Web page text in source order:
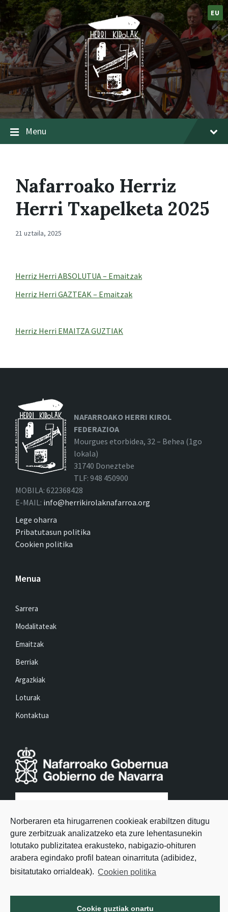
Norberaren eta hirugarrenen cookieak erabiltzen ditugu
gure zerbitzuak analizatzeko eta zure lehentasunekin
lotutako publizitatea erakusteko, nabigazio-ohituren
arabera egindako profil batean oinarrituta (adibidez,
bisitatutako orrialdeak). Cookien politika
Cookie guztiak onartu
EU
Menu
Nafarroako Herriz
Herri Txapelketa 2025
21 uztaila, 2025
Herriz Herri ABSOLUTUA – Emaitzak
Herriz Herri GAZTEAK – Emaitzak
Herriz Herri EMAITZA GUZTIAK
NAFARROAKO HERRI KIROL
FEDERAZIOA
Mourgues etorbidea, 32 – Behea (1go
lokala)
31740 Doneztebe
TLF: 948 450900
MOBILA: 622368428
E-MAIL: info@herrikirolaknafarroa.org
Lege oharra
Pribatutasun politika
Cookien politika
Menua
Sarrera
Modalitateak
Emaitzak
Berriak
Argazkiak
Loturak
Kontaktua